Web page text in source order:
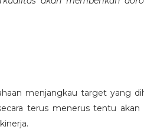
menjangkau target yang
terus menerus tentu akan